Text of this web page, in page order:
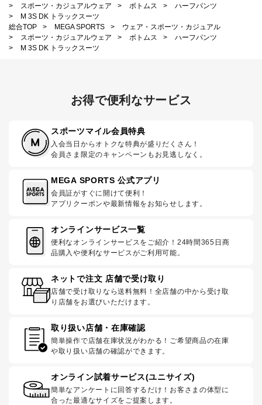
>
スポーツ・カジュアルウェア > ボトムス >
ハーフパンツ
>
M 3S DK トラックスーツ
総合TOP
> MEGA SPORTS >
ウェア・スポーツ・カジュアル
>
スポーツ・カジュアルウェア > ボトムス >
ハーフパンツ
>
M 3S DK トラックスーツ
お得で便利なサービス
スポーツマイル会員特典
入会当日からオトクな特典が盛りだくさん！
会員さま限定のキャンペーンもお見逃しなく。
MEGA SPORTS 公式アプリ
会員証がすぐに開けて便利！
アプリクーポンや最新情報をお知らせします。
オンラインサービス一覧
便利なオンラインサービスをご紹介！24時間365日商
品購入や便利なサービスがご利用可能。
ネットで注文 店舗で受け取り
店舗で受け取りなら送料無料！全店舗の中から受け取
り店舗をお選びいただけます。
取り扱い店舗・在庫確認
簡単操作で店舗在庫状況がわかる！ご希望商品の在庫
や取り扱い店舗の確認ができます。
オンライン試着サービス(ユニサイズ)
簡単なアンケートに回答するだけ！お客さまの体型に
合った最適なサイズをご提案します。